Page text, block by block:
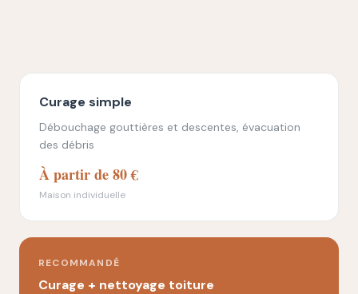
Curage simple
Débouchage gouttières et descentes, évacuation
des débris
À partir de 80 €
Maison individuelle
RECOMMANDÉ
Curage + nettoyage toiture